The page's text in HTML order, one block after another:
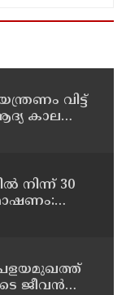
വിട്ട്
കാല
നിന്ന് 30
ജീവൻ